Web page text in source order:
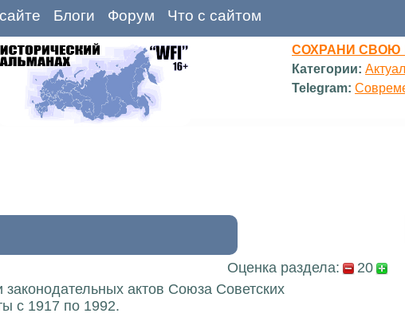
Блоги Форум Что с сайтом
СОХРАНИ СВОЮ
Категории:
Telegram:
Оценка раздела:
20
актов Союза Советских
с 1917 по 1992.